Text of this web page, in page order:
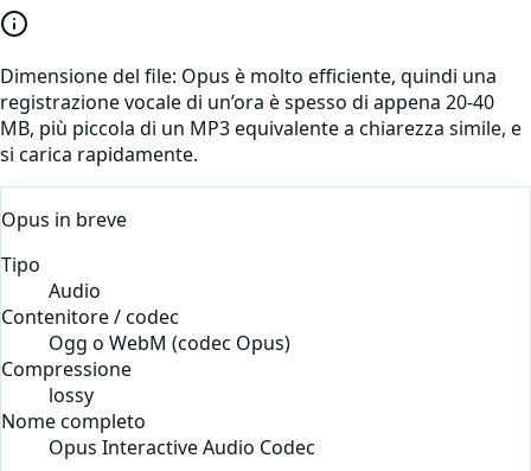
Dimensione del file: Opus è molto efficiente, quindi una
registrazione vocale di un’ora è spesso di appena 20-40
MB, più piccola di un MP3 equivalente a chiarezza simile, e
si carica rapidamente.
Opus in breve
Tipo
Audio
Contenitore / codec
Ogg o WebM (codec Opus)
Compressione
lossy
Nome completo
Opus Interactive Audio Codec